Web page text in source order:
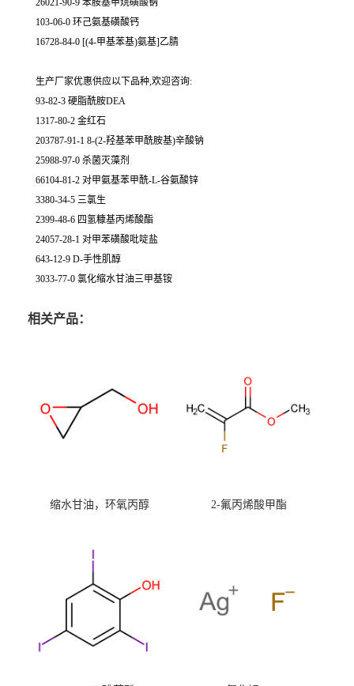
26021-90-9 苯胺基甲烷磺酸钠
103-06-0 环己氨基磺酸钙
16728-84-0 [(4-甲基苯基)氨基]乙腈
生产厂家优惠供应以下品种,欢迎咨询:
93-82-3 硬脂酰胺DEA
1317-80-2 金红石
203787-91-1 8-(2-羟基苯甲酰胺基)辛酸钠
25988-97-0 杀菌灭藻剂
66104-81-2 对甲氨基苯甲酰-L-谷氨酸锌
3380-34-5 三氯生
2399-48-6 四氢糠基丙烯酸酯
24057-28-1 对甲苯磺酸吡啶盐
643-12-9 D-手性肌醇
3033-77-0 氯化缩水甘油三甲基铵
相关产品：
缩水甘油，环氧丙醇 2-氟丙烯酸甲酯